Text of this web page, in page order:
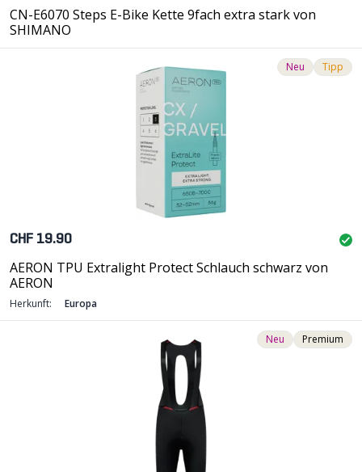
CN-E6070 Steps E-Bike Kette 9fach extra stark von
SHIMANO
Neu Tipp
CHF 19.90
AERON TPU Extralight Protect Schlauch schwarz von
AERON
Herkunft: Europa
Neu Premium